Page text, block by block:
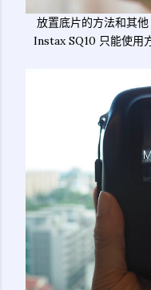
放置底片的方法和其
Instax SQ10 只能使用